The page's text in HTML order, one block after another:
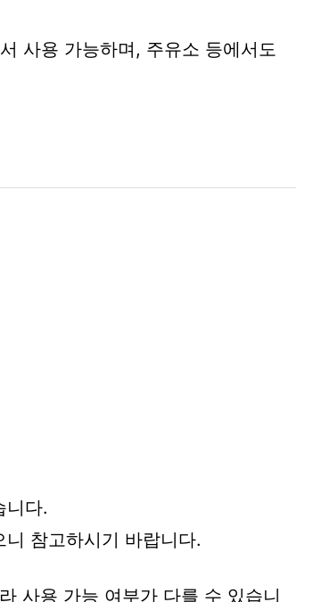
사용 가능하며, 주유소 등에서도
니다.
참고하시기 바랍니다.
사용 가능 여부가 다를 수 있습니